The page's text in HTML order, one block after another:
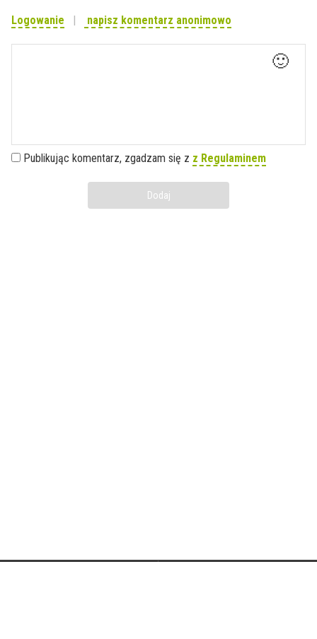
Logowanie napisz komentarz anonimowo
🙂
Publikując komentarz, zgadzam się z z Regulaminem
Dodaj